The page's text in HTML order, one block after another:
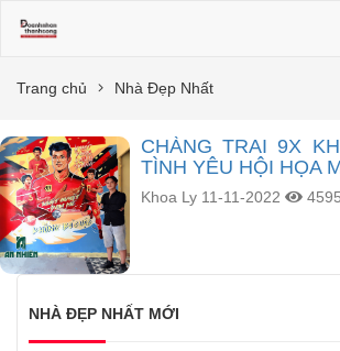
Trang chủ
Nhà Đẹp Nhất
CHÀNG TRAI 9X
TÌNH YÊU HỘI HỌA
Khoa Ly 11-11-2022 4595
NHÀ ĐẸP NHẤT MỚI